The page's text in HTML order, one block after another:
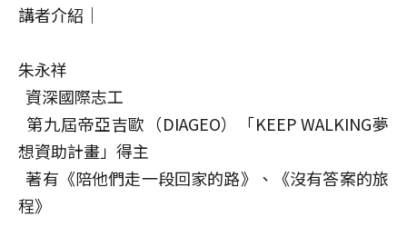
講者介紹｜
朱永祥
資深國際志工
第九屆帝亞吉歐（DIAGEO）「KEEP WALKING夢
想資助計畫」得主
著有《陪他們走一段回家的路》、《沒有答案的旅
程》